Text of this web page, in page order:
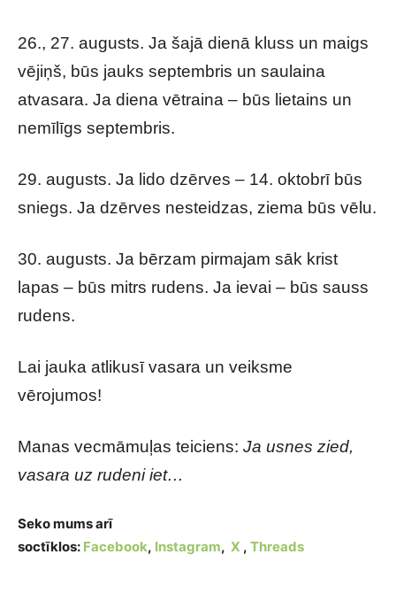
26., 27. augusts. Ja šajā dienā kluss un maigs
vējiņš, būs jauks septembris un saulaina
atvasara. Ja diena vētraina – būs lietains un
nemīlīgs septembris.
29. augusts. Ja lido dzērves – 14. oktobrī būs
sniegs. Ja dzērves nesteidzas, ziema būs vēlu.
30. augusts. Ja bērzam pirmajam sāk krist
lapas – būs mitrs rudens. Ja ievai – būs sauss
rudens.
Lai jauka atlikusī vasara un veiksme
vērojumos!
Manas vecmāmuļas teiciens: Ja usnes zied,
vasara uz rudeni iet…
Seko mums arī
soctīklos: Facebook, Instagram, X , Threads